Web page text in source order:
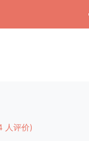
人评价)